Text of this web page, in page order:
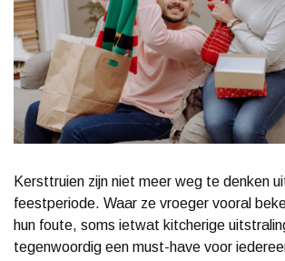
Kersttruien zijn niet meer weg te denken
feestperiode. Waar ze vroeger vooral
hun foute, soms ietwat kitcherige
tegenwoordig een must-have voor